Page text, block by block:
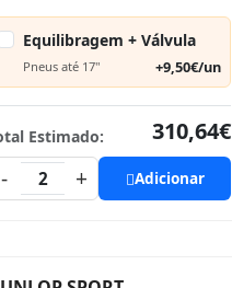
Equilibragem + Válvula
Pneus até 17" +9,50€/un
Estimado:
310,64€
-
2 + Adicionar